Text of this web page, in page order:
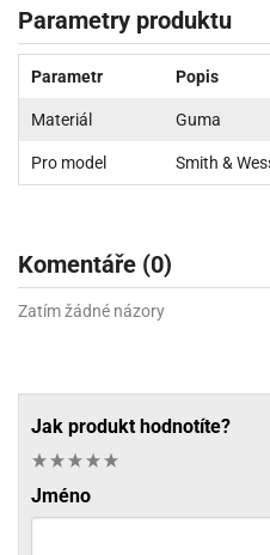
Parametry produktu
Parametr Popis
Materiál Guma
Pro model Smith &
Komentáře (0)
Zatím žádné názory
Jak produkt hodnotíte?
Jméno